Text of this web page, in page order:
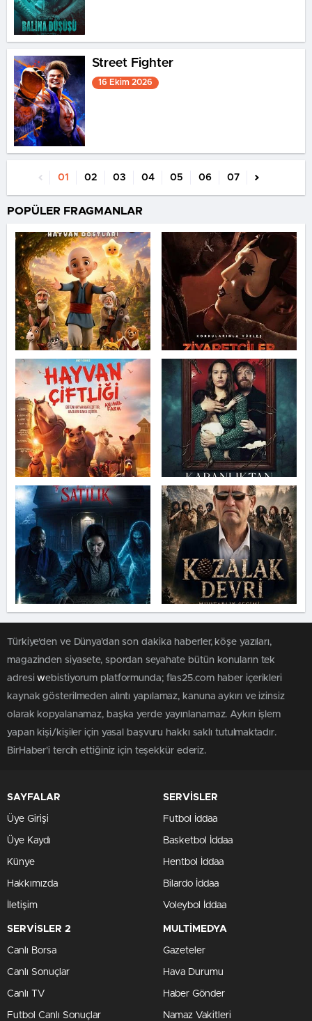
Street Fighter
16 Ekim 2026
01 02 03 04 05 06 07
POPÜLER FRAGMANLAR
Türkiye'den ve Dünya’dan son dakika haberler, köşe yazıları,
magazinden siyasete, spordan seyahate bütün konuların tek
adresiwebistiyorum platformunda; flas25.com haber içerikleri
kaynak gösterilmeden alıntı yapılamaz, kanuna aykırı ve izinsiz
olarak kopyalanamaz, başka yerde yayınlanamaz. Aykırı işlem
yapan kişi/kişiler için yasal başvuru hakkı saklı tutulmaktadır.
BirHaber'i tercih ettiğiniz için teşekkür ederiz.
SAYFALAR
Üye Girişi
Üye Kaydı
Künye
Hakkımızda
İletişim
SERVİSLER
Futbol İddaa
Basketbol İddaa
Hentbol İddaa
Bilardo İddaa
Voleybol İddaa
SERVİSLER 2
Canlı Borsa
Canlı Sonuçlar
Canlı TV
Futbol Canlı Sonuçlar
MULTİMEDYA
Gazeteler
Hava Durumu
Haber Gönder
Namaz Vakitleri